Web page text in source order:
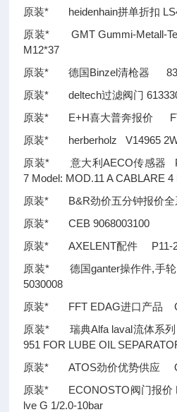
原装* heidenhain拼单折扣
原装* GMT Gummi-Metall-
M12*37
原装* 德国Binzel清枪器
原装* deltech过滤阀门
原装* E+H喜大普奔报价
原装* herberholz V14965
原装* 意大利AECO传感器
7 Model: MOD.11 A CABLARE 4
原装* B&R劲价五分钟报价
原装* CEB 9068003100
原装* AXELENT配件 P11-
原装* 德国ganter操作件,手
5030008
原装* FFT EDAG进口产品
原装* 瑞典Alfa laval流体系列
951 FOR LUBE OIL
原装* ATOS劲价优势供应
原装* ECONOSTO阀门报价
lve G 1/2.0-10bar